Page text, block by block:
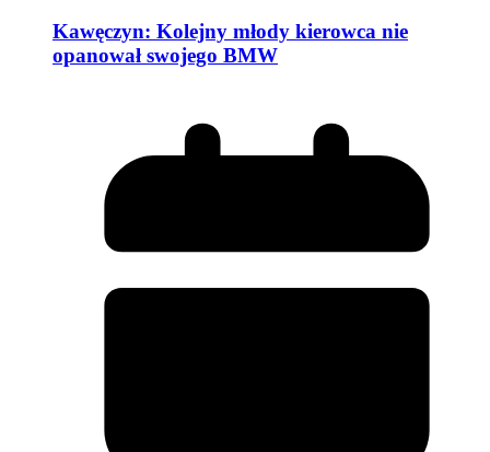
Kawęczyn: Kolejny młody kierowca nie
opanował swojego BMW